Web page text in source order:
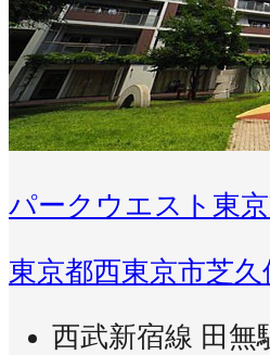
パークウエスト東
東京都西東京市芝久
西武新宿線 田無